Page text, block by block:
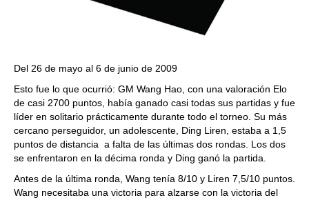
Del 26 de mayo al 6 de junio de 2009
Esto fue lo que ocurrió: GM Wang Hao, con una valoración Elo
de casi 2700 puntos, había ganado casi todas sus partidas y fue
líder en solitario prácticamente durante todo el torneo. Su más
cercano perseguidor, un adolescente, Ding Liren, estaba a 1,5
puntos de distancia a falta de las últimas dos rondas. Los dos
se enfrentaron en la décima ronda y Ding ganó la partida.
Antes de la última ronda, Wang tenía 8/10 y Liren 7,5/10 puntos.
Wang necesitaba una victoria para alzarse con la victoria del